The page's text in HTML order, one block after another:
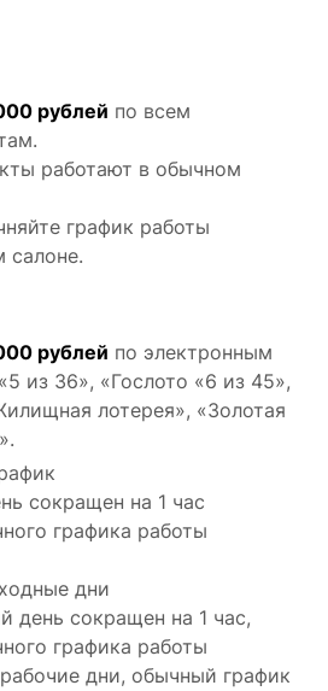
рублей по всем
работают в обычном
график работы
салоне.
рублей по электронным
из 36», «Гослото «6 из 45»,
лотерея», «Золотая
сокращен на 1 час
графика работы
дни
день сокращен на 1 час,
графика работы
дни, обычный график